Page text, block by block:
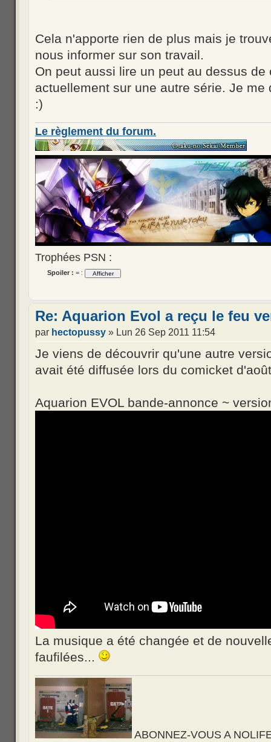
Cela n'apporte rien de plus mais je
nous informer sur son travail.
On peut aussi lire un peut au dessus
actuellement sur une autre série. Je
:)
Le règlement du forum.
Trophées PSN :
Spoiler : = :
Re: Aquarion Evol a reçu le feu
par hectopussy » Lun 26 Sep 2011 11:54
Je viens de découvrir qu'une autre
avait été diffusée lors du comicket
Aquarion EVOL bande-annonce ~
La musique a été changée et de
faufilées...
ABONNEZ-VOUS A